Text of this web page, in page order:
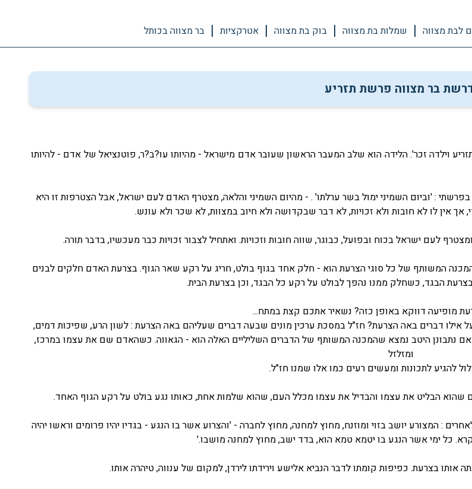
לבת מצווה שמלות בת מצווה בוק בת מצווה אטרקציות בר מצווה בכותל
בר מצווה פרשת תזריע
וילדה זכר'. הלידה הוא שלב המעבר הראשון שעובר אדם מישראל - מהיותו עו?ב?ר, פוטנציאל של אדם - להיותו
: 'וביום השמיני ימול בשר ערלתו' . - מהיום השמיני והלאה, מצטרף האדם לעם ישראל, אבל הצטרפות זו היא
אך אין לו לא חובות ולא זכויות, לא דבר שבקדושה ולא חיוב במצוות, לא שכר ולא עונש.
לעם ישראל בכוח ובפועל, כבוגר, שווה חובות וזכויות. ואתחיל לצבור זכויות כבר מעכשיו, בדבר תורה.
המשותף של כל סוגי הצרעת הוא - חלק אחד בגוף בולט, חריג על רקע שאר הגוף. בצרעת האדם חלקים לבנים
הבגד, כשחלק ממנו נהפך לבולט על רקע כל הבגד, וכן בצרעת הבית.
מופיעה דווקא באופן כזה? נשאיר אתכם קצת במתח...
אילו דברים באה הצרעת? חז"ל במסכת ערכין מונים שבעה דברים שעליהם באה הצרעת : לשון הרע, שפיכות דמים,
אם נתבונן היטב נמצא שהמכנה המשותף של הדברים השליליים האלה הוא - הגאווה. כשהאדם שם את עצמו במרכז,
ומזלזל
להגיע לתכונות ומעשים רעים כמו אלו שמנו חז"ל.
שהוא הבליט את עצמו והבדיל את עצמו מכלל העם, שהוא שלמות אחת, כאותו נגע בולט על רקע הגוף האחד.
: המצורע יושב בזוי ומוזנח, מחוץ למחנה, מחוץ לחברה - 'והצרוע אשר בו הנגע - בגדיו יהיו פרומים וראשו יהיה
כל ימי אשר הנגע בו יטמא טמא הוא, בדד ישב, מחוץ למחנה מושבו.'
בצרעת. כפיפות קומתו לדבר הנביא אלישע וירידתו לירדן, למקום של ענווה, טיהרה אותו.